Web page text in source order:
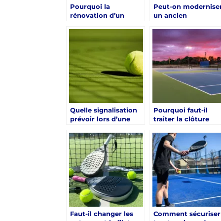
Pourquoi la
rénovation d’un
essentielle pour
garantir des
installations durables
?
Peut-on
un ancien
d’un court de
à Hyères ?
Quelle signalisation
prévoir lors d’une
court de tennis à
Hyères ?
Pourquoi faut-il
traiter la clôture
clé lors d’une
rénovation d’un
court de tennis à
Hyères ?
Faut-il changer les
Comment sécuriser